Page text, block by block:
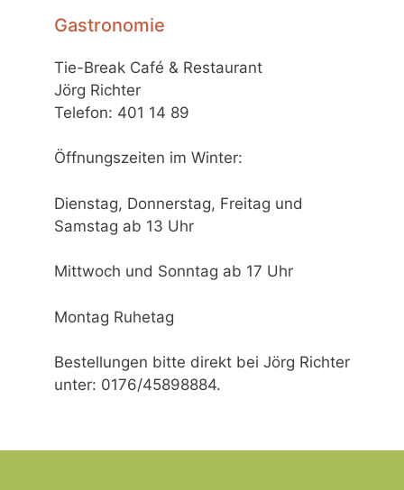
Gastronomie
Tie-Break Café & Restaurant
Jörg Richter
Telefon: 401 14 89
Öffnungszeiten im Winter:
Dienstag, Donnerstag, Freitag und
Samstag ab 13 Uhr
Mittwoch und Sonntag ab 17 Uhr
Montag Ruhetag
Bestellungen bitte direkt bei Jörg Richter
unter: 0176/45898884.